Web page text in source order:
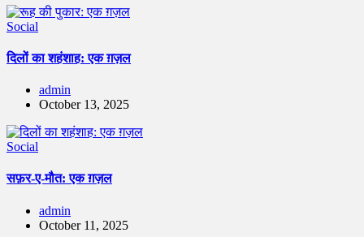
Social
दिलों का शहंशाह: एक ग़ज़ल
admin
October 13, 2025
Social
सफ़र-ए-मौत: एक ग़ज़ल
admin
October 11, 2025